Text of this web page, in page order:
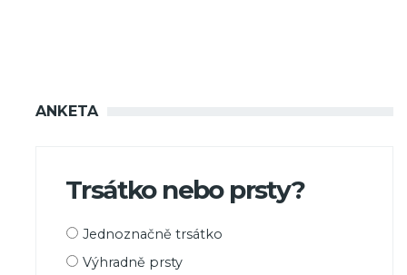
ANKETA
Trsátko nebo prsty?
Možnosti
Jednoznačně trsátko
Výhradně prsty